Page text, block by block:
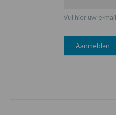
Vul hier uw e-